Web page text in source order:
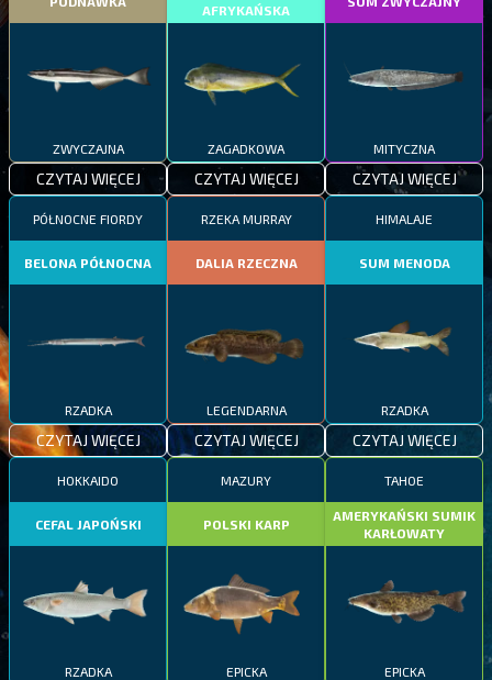
ZWYCZAJNA
CZYTAJ WIĘCEJ
AFRYKAŃSKA
ZAGADKOWA
CZYTAJ WIĘCEJ
MITYCZNA
CZYTAJ WIĘCEJ
PÓŁNOCNE FIORDY
BELONA PÓŁNOCNA
RZADKA
CZYTAJ WIĘCEJ
RZEKA MURRAY
DALIA RZECZNA
LEGENDARNA
CZYTAJ WIĘCEJ
HIMALAJE
SUM MENODA
RZADKA
CZYTAJ WIĘCEJ
HOKKAIDO
CEFAL JAPOŃSKI
RZADKA
MAZURY
POLSKI KARP
EPICKA
TAHOE
AMERYKAŃSKI SUMIK
KARŁOWATY
EPICKA